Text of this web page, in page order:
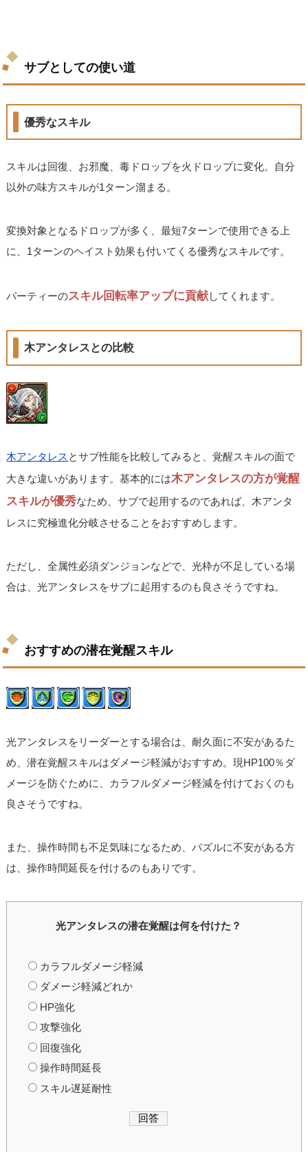
サブとしての使い道
優秀なスキル
スキルは回復、お邪魔、毒ドロップを火ドロップに変化。自分
以外の味方スキルが1ターン溜まる。
変換対象となるドロップが多く、最短7ターンで使用できる上
に、1ターンのヘイスト効果も付いてくる優秀なスキルです。
パーティーのスキル回転率アップに貢献してくれます。
木アンタレスとの比較
木アンタレス とサブ性能を比較してみると、覚醒スキルの面で
大きな違いがあります。基本的には木アンタレスの方が覚醒
スキルが優秀なため、サブで起用するのであれば、木アンタ
レスに究極進化分岐させることをおすすめします。
ただし、全属性必須ダンジョンなどで、光枠が不足している場
合は、光アンタレスをサブに起用するのも良さそうですね。
おすすめの潜在覚醒スキル
光アンタレスをリーダーとする場合は、耐久面に不安があるた
め、潜在覚醒スキルはダメージ軽減がおすすめ。現HP100％ダ
メージを防ぐために、カラフルダメージ軽減を付けておくのも
良さそうですね。
また、操作時間も不足気味になるため、パズルに不安がある方
は、操作時間延長を付けるのもありです。
光アンタレスの潜在覚醒は何を付けた？
カラフルダメージ軽減
ダメージ軽減どれか
HP強化
攻撃強化
回復強化
操作時間延長
スキル遅延耐性